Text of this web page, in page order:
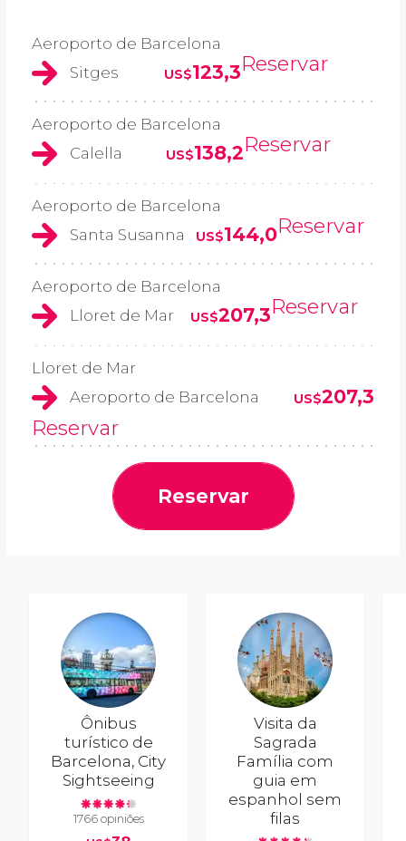
Aeroporto de Barcelona
Sitges
US$123,3Reservar
Aeroporto de Barcelona
Calella
US$138,2Reservar
Aeroporto de Barcelona
Santa Susanna
US$144,0Reservar
Aeroporto de Barcelona
Lloret de Mar
US$207,3Reservar
Lloret de Mar
Aeroporto de Barcelona
US$207,3
Reservar
Reservar
Ônibus
turístico de
Barcelona, City
Sightseeing
1766 opiniões
Visita da
Sagrada
Família com
guia em
espanhol sem
filas